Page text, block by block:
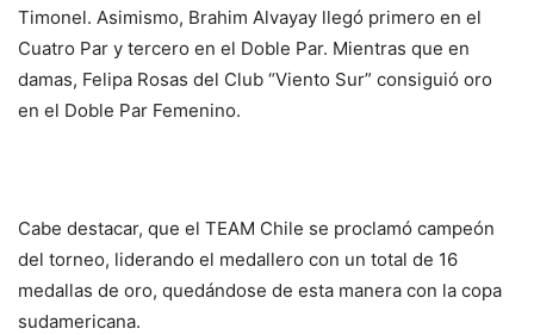
Timonel. Asimismo, Brahim Alvayay llegó primero en el
Cuatro Par y tercero en el Doble Par. Mientras que en
damas, Felipa Rosas del Club “Viento Sur” consiguió oro
en el Doble Par Femenino.
Cabe destacar, que el TEAM Chile se proclamó campeón
del torneo, liderando el medallero con un total de 16
medallas de oro, quedándose de esta manera con la copa
sudamericana.